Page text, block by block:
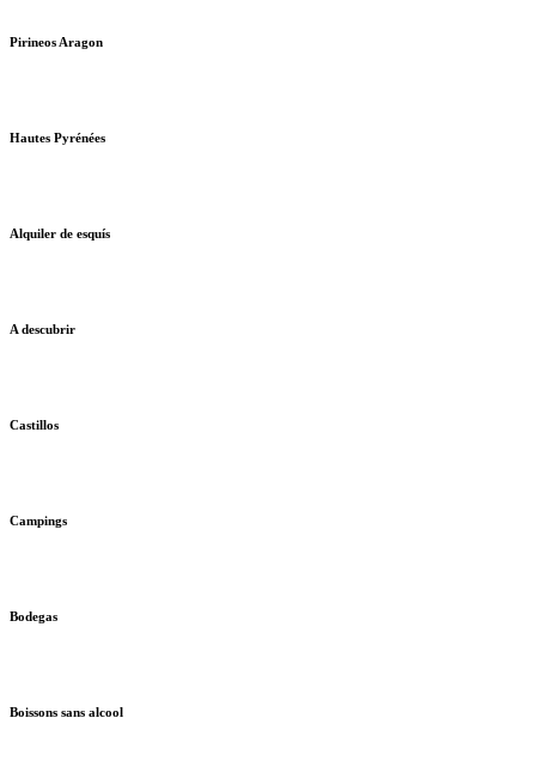
Pirineos Aragon
Hautes Pyrénées
Alquiler de esquís
A descubrir
Castillos
Campings
Bodegas
Boissons sans alcool